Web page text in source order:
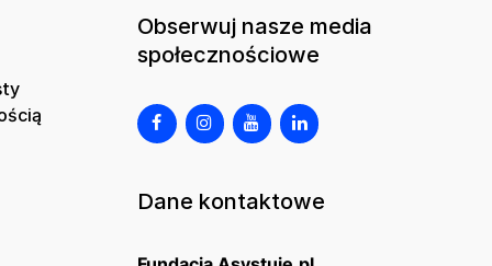
Obserwuj nasze media
społecznościowe
Dane kontaktowe